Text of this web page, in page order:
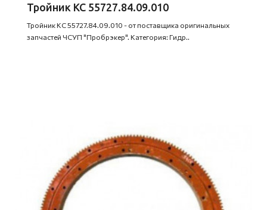
Тройник КС 55727.84.09.010
Тройник КС 55727.84.09.010 - от поставщика оригинальных
запчастей ЧСУП "Пробрэкер". Категория: Гидр..